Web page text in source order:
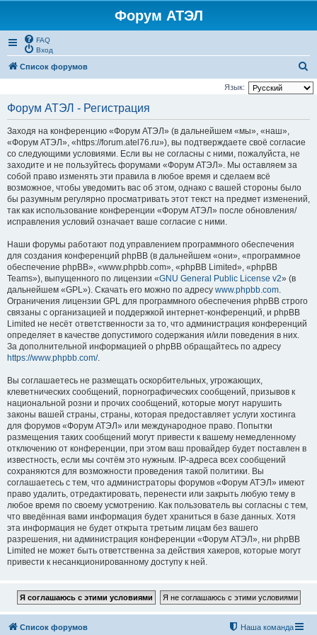
Форум АТЭЛ
FAQ
Вход
Список форумов
о
Язык:
Форум АТЭЛ - Регистрация
Заходя на конференцию «Форум АТЭЛ» (в дальнейшем «мы», «наш»,
«Форум АТЭЛ», «https://forum.atel76.ru»), вы подтверждаете своё согласие
со следующими условиями. Если вы не согласны с ними, пожалуйста, не
заходите и не пользуйтесь форумами «Форум АТЭЛ». Мы оставляем за
собой право изменять эти правила в любое время и сделаем всё
возможное, чтобы уведомить вас об этом, однако с вашей стороны было
бы разумным регулярно просматривать этот текст на предмет изменений,
так как использование конференции «Форум АТЭЛ» после обновления/
исправления условий означает ваше согласие с ними.
Наши форумы работают под управлением программного обеспечения
для создания конференций phpBB (в дальнейшем «они», «программное
обеспечение phpBB», «www.phpbb.com», «phpBB Limited», «phpBB
Teams»), выпущенного по лицензии «GNU General Public License v2» (в
дальнейшем «GPL»). Скачать его можно по адресу www.phpbb.com.
Ограничения лицензии GPL для программного обеспечения phpBB строго
связаны с организацией и поддержкой интернет-конференций, и phpBB
Limited не несёт ответственности за то, что администрация конференций
определяет в качестве допустимого содержания и/или поведения в них.
За дополнительной информацией о phpBB обращайтесь по адресу
https://www.phpbb.com/.
Вы соглашаетесь не размещать оскорбительных, угрожающих,
клеветнических сообщений, порнографических сообщений, призывов к
национальной розни и прочих сообщений, которые могут нарушить
законы вашей страны, страны, которая предоставляет услуги хостинга
для форумов «Форум АТЭЛ» или международное право. Попытки
размещения таких сообщений могут привести к вашему немедленному
отключению от конференции, при этом ваш провайдер будет поставлен в
известность, если мы сочтём это нужным. IP-адреса всех сообщений
сохраняются для возможности проведения такой политики. Вы
соглашаетесь с тем, что администраторы форумов «Форум АТЭЛ» имеют
право удалить, отредактировать, перенести или закрыть любую тему в
любое время по своему усмотрению. Как пользователь вы согласны с тем,
что введённая вами информация будет храниться в базе данных. Хотя
эта информация не будет открыта третьим лицам без вашего
разрешения, ни администрация конференции «Форум АТЭЛ», ни phpBB
Limited не может быть ответственна за действия хакеров, которые могут
привести к несанкционированному доступу к ней.
Список форумов Наша команда